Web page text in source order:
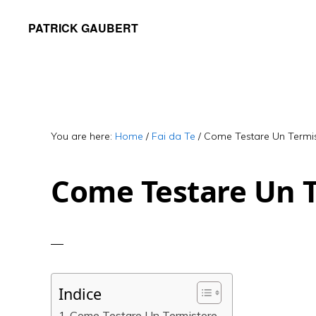
PATRICK GAUBERT
You are here: Home / Fai da Te / Come Testare Un
Come Testare Un
Indice